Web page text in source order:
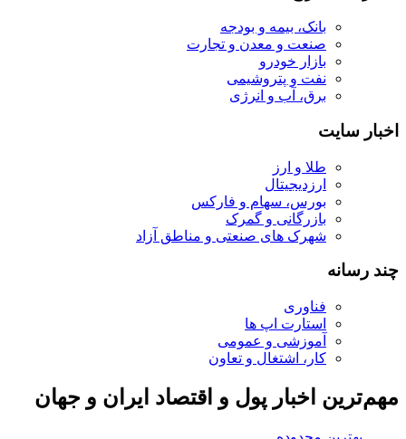
بانک، بیمه و بودجه
صنعت و معدن و تجارت
بازار خودرو
نفت و پتروشیمی
برق، آب و انرژی
اخبار سایت
طلا و ارز
ارزدیجیتال
بورس، سهام و فارکس
بازرگانی و گمرک
شهرک های صنعتی و مناطق آزاد
چند رسانه
فناوری
استارت اپ ها
آموزشی و عمومی
کار، اشتغال و تعاون
مهم‌ترین اخبار پول و اقتصاد ایران و جهان